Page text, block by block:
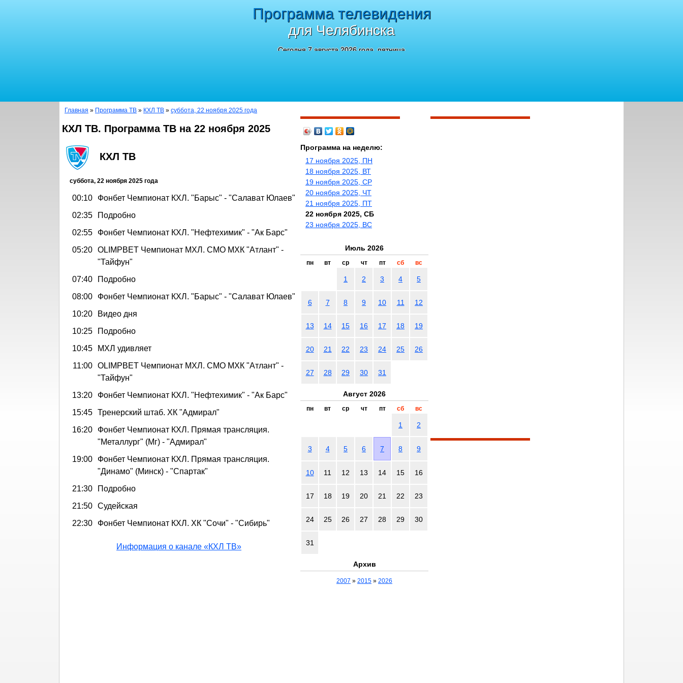
Программа телевидения
для Челябинска
Сегодня 7 августа 2026 года, пятница
Главная » Программа ТВ » КХЛ ТВ » суббота, 22 ноября 2025 года
КХЛ ТВ. Программа ТВ на 22 ноября 2025
КХЛ ТВ
суббота, 22 ноября 2025 года
00:10
Фонбет Чемпионат КХЛ. "Барыс" - "Салават Юлаев"
02:35
Подробно
02:55
Фонбет Чемпионат КХЛ. "Нефтехимик" - "Ак Барс"
05:20 OLIMPBET Чемпионат МХЛ. СМО МХК "Атлант" -
"Тайфун"
07:40
Подробно
08:00
Фонбет Чемпионат КХЛ. "Барыс" - "Салават Юлаев"
10:20
Видео дня
10:25
Подробно
10:45
МХЛ удивляет
11:00 OLIMPBET Чемпионат МХЛ. СМО МХК "Атлант" -
"Тайфун"
13:20
Фонбет Чемпионат КХЛ. "Нефтехимик" - "Ак Барс"
15:45 Тренерский штаб. ХК "Адмирал"
16:20
Фонбет Чемпионат КХЛ. Прямая трансляция.
"Металлург" (Мг) - "Адмирал"
19:00
Фонбет Чемпионат КХЛ. Прямая трансляция.
"Динамо" (Минск) - "Спартак"
21:30
Подробно
21:50 Судейская
22:30
Фонбет Чемпионат КХЛ. ХК "Сочи" - "Сибирь"
Информация о канале «КХЛ ТВ»
Программа на неделю:
17 ноября 2025, ПН
18 ноября 2025, ВТ
19 ноября 2025, СР
20 ноября 2025, ЧТ
21 ноября 2025, ПТ
22 ноября 2025, СБ
23 ноября 2025, ВС
Июль 2026
пн вт ср чт пт сб вс
1 2 3 4 5
6 7 8 9 10 11 12
13 14 15 16 17 18 19
20 21 22 23 24 25 26
27 28 29 30 31
Август 2026
пн вт ср чт пт сб вс
1 2
3 4 5 6 7 8 9
10 11 12 13 14 15 16
17 18 19 20 21 22 23
24 25 26 27 28 29 30
31
Архив
2007 » 2015 » 2026